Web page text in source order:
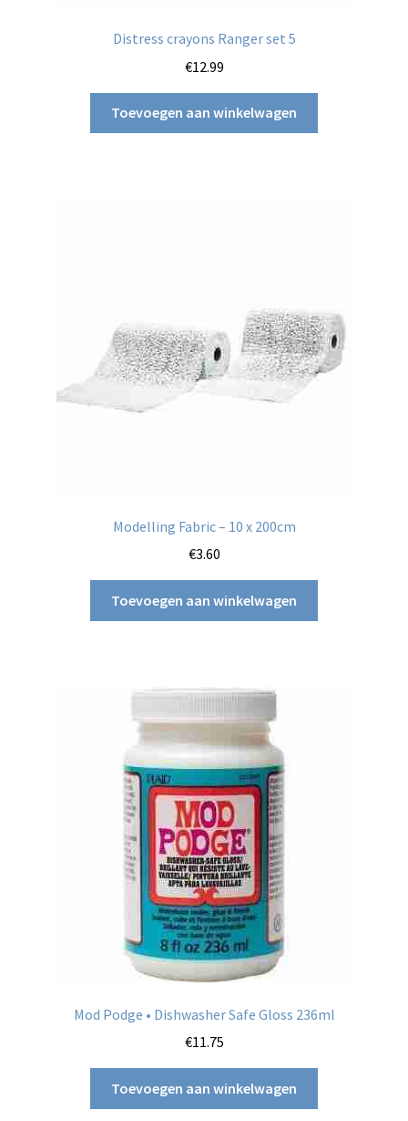
Distress crayons Ranger set 5
€12.99
Toevoegen aan winkelwagen
Modelling Fabric – 10 x 200cm
€3.60
Toevoegen aan winkelwagen
Mod Podge • Dishwasher Safe Gloss 236ml
€11.75
Toevoegen aan winkelwagen